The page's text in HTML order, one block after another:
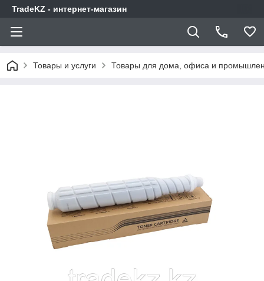
TradeKZ - интернет-магазин
Товары и услуги Товары для дома, офиса и